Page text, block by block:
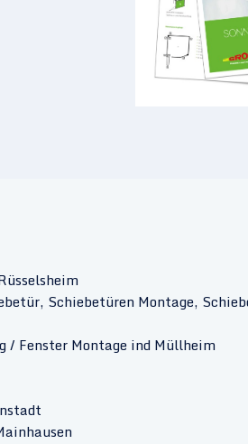
Schiebetüren Montage,
/ Fenster Montage ind Müllheim